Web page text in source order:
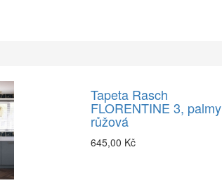
Tapeta Rasch
FLORENTINE 3, palmy
růžová
645,00 Kč